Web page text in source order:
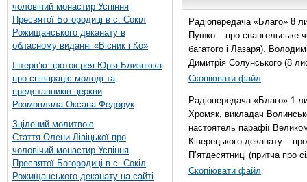
чоловічий монастир Успіння
Пресвятої Богородиці в с. Сокіл
Рожищанського деканату в
обласному виданні «Вісник і Ко»
Інтерв’ю протоієрея Юрія Близнюка
про співпрацю молоді та
представників церкви
Розмовляла Оксана Федорук
Зцілений молитвою
Стаття Олени Лівіцької про
чоловічий монастир Успіння
Пресвятої Богородиці в с. Сокіл
Рожищанського деканату на сайті
Радіопередача «Благо» 8
Пушко – про євангельське
багатого і Лазаря).
Димитрія Солунського (8
Скопіювати файл
Радіопередача «Благо» 1
Хромяк, викладач
настоятель парафії
Ківерецького деканату –
П’ятдесятниці (притча про
Скопіювати файл